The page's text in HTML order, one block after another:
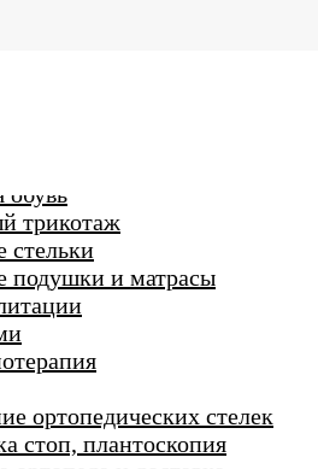
обувь
трикотаж
стельки
подушки и матрасы
ортопедических стелек
стоп, плантоскопия